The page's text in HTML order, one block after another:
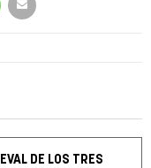
DE LOS TRES